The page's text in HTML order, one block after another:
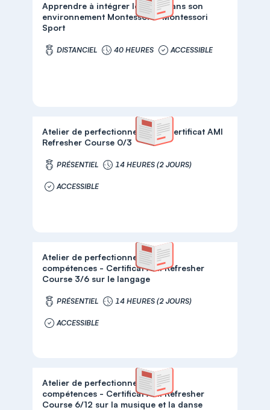
Apprendre à intégrer le sport dans son
environnement Montessori - Montessori
Sport
DISTANCIEL 40 HEURES ACCESSIBLE
Atelier de perfectionnement - Certificat AMI
Refresher Course 0/3
PRÉSENTIEL 14 HEURES (2 JOURS)
ACCESSIBLE
Atelier de perfectionnement de
compétences - Certificat AMI Refresher
Course 3/6 sur le langage
PRÉSENTIEL 14 HEURES (2 JOURS)
ACCESSIBLE
Atelier de perfectionnement de
compétences - Certificat AMI Refresher
Course 6/12 sur la musique et la danse